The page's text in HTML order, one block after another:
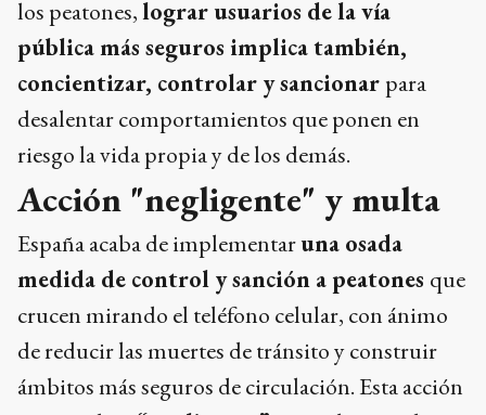
cambios en la infraestructura para el cuidado de
los peatones, lograr usuarios de la vía
pública más seguros implica también,
concientizar, controlar y sancionarpara
desalentar comportamientos que ponen en
riesgo la vida propia y de los demás.
Acción "negligente" y multa
España acaba de implementaruna osada
medida de control y sanción a peatonesque
crucen mirando el teléfono celular, con ánimo
de reducir las muertes de tránsito y construir